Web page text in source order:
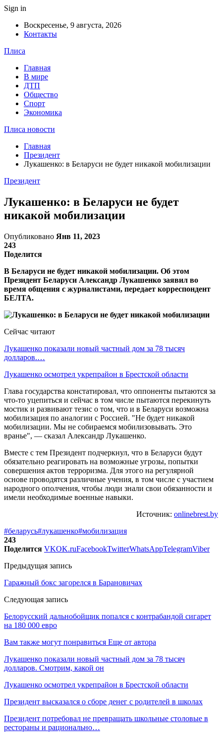
Sign in
Воскресенье, 9 августа, 2026
Контакты
Плиса
Главная
В мире
ДТП
Общество
Спорт
Экономика
Плиса новости
Главная
Президент
Лукашенко: в Беларуси не будет никакой мобилизации
Президент
Лукашенко: в Беларуси не будет
никакой мобилизации
Опубликовано Янв 11, 2023
243
Поделится
В Беларуси не будет никакой мобилизации. Об этом
Президент Беларуси Александр Лукашенко заявил во
время общения с журналистами, передает корреспондент
БЕЛТА.
Сейчас читают
Лукашенко показали новый частный дом за 78 тысяч
долларов.…
Лукашенко осмотрел укрепрайон в Брестской области
Глава государства констатировал, что оппоненты пытаются за
что-то уцепиться и сейчас в том числе пытаются перекинуть
мостик и развивают тезис о том, что и в Беларуси возможна
мобилизация по аналогии с Россией. "Не будет никакой
мобилизации. Мы не собираемся мобилизовывать. Это
вранье", — сказал Александр Лукашенко.
Вместе с тем Президент подчеркнул, что в Беларуси будут
обязательно реагировать на возможные угрозы, попытки
совершения актов терроризма. Для этого на регулярной
основе проводятся различные учения, в том числе с участием
народного ополчения, чтобы люди знали свои обязанности и
имели необходимые военные навыки.
Источник: onlinebrest.by
#беларусь#лукашенко#мобилизация
243
Поделится VKOK.ruFacebookTwitterWhatsAppTelegramViber
Предыдущая запись
Гаражный бокс загорелся в Барановичах
Следующая запись
Белорусский дальнобойщик попался с контрабандой сигарет
на 180 000 евро
Вам также могут понравиться Еще от автора
Лукашенко показали новый частный дом за 78 тысяч
долларов. Смотрим, какой он
Лукашенко осмотрел укрепрайон в Брестской области
Президент высказался о сборе денег с родителей в школах
Президент потребовал не превращать школьные столовые в
рестораны и рационально…